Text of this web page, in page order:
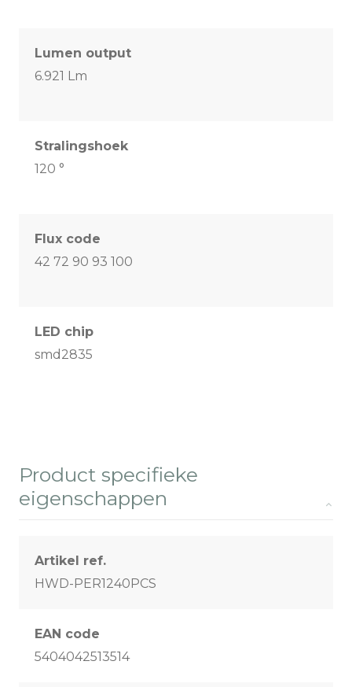
Lumen output
6.921 Lm
Stralingshoek
120 °
Flux code
42 72 90 93 100
LED chip
smd2835
Product specifieke
eigenschappen
Artikel ref.
HWD-PER1240PCS
EAN code
5404042513514